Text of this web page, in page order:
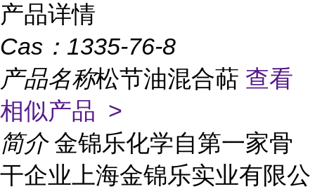
产品详情
Cas： 1335-76-8
产品名称松节油混合萜 查看
相似产品 >
简介 金锦乐化学自第一家骨
干企业上海金锦乐实业有限公